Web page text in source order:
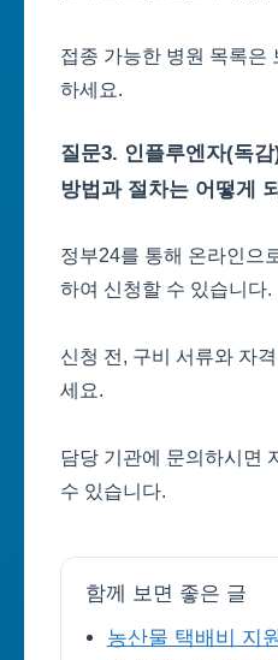
접종 가능한 병원 목록은
하세요.
질문3. 인플루엔자(독
방법과 절차는 어떻게
정부24를 통해 온라인으
하여 신청할 수 있습니다.
신청 전, 구비 서류와 자
세요.
담당 기관에 문의하시면
수 있습니다.
함께 보면 좋은 글
농산물 택배비 지